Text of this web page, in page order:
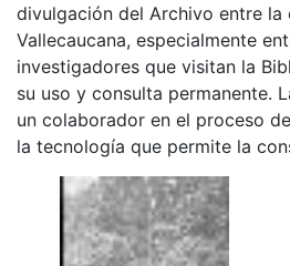
divulgación del Archivo entre la
Vallecaucana, especialmente
investigadores que visitan la
su uso y consulta permanente.
un colaborador en el proceso
la tecnología que permite la